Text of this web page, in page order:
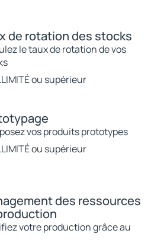
de rotation des stocks
le taux de rotation de vos
ou supérieur
vos produits prototypes
ou supérieur
des ressources
votre production grâce au